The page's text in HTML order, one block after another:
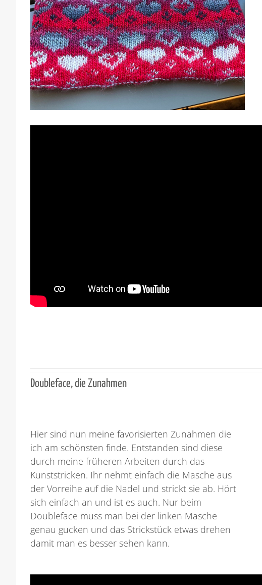
Doubleface, die Zunahmen
Hier sind nun meine favorisierten Zunahmen die
ich am schönsten finde. Entstanden sind diese
durch meine früheren Arbeiten durch das
Kunststricken. Ihr nehmt einfach die Masche aus
der Vorreihe auf die Nadel und strickt sie ab. Hört
sich einfach an und ist es auch. Nur beim
Doubleface muss man bei der linken Masche
genau gucken und das Strickstück etwas drehen
damit man es besser sehen kann.